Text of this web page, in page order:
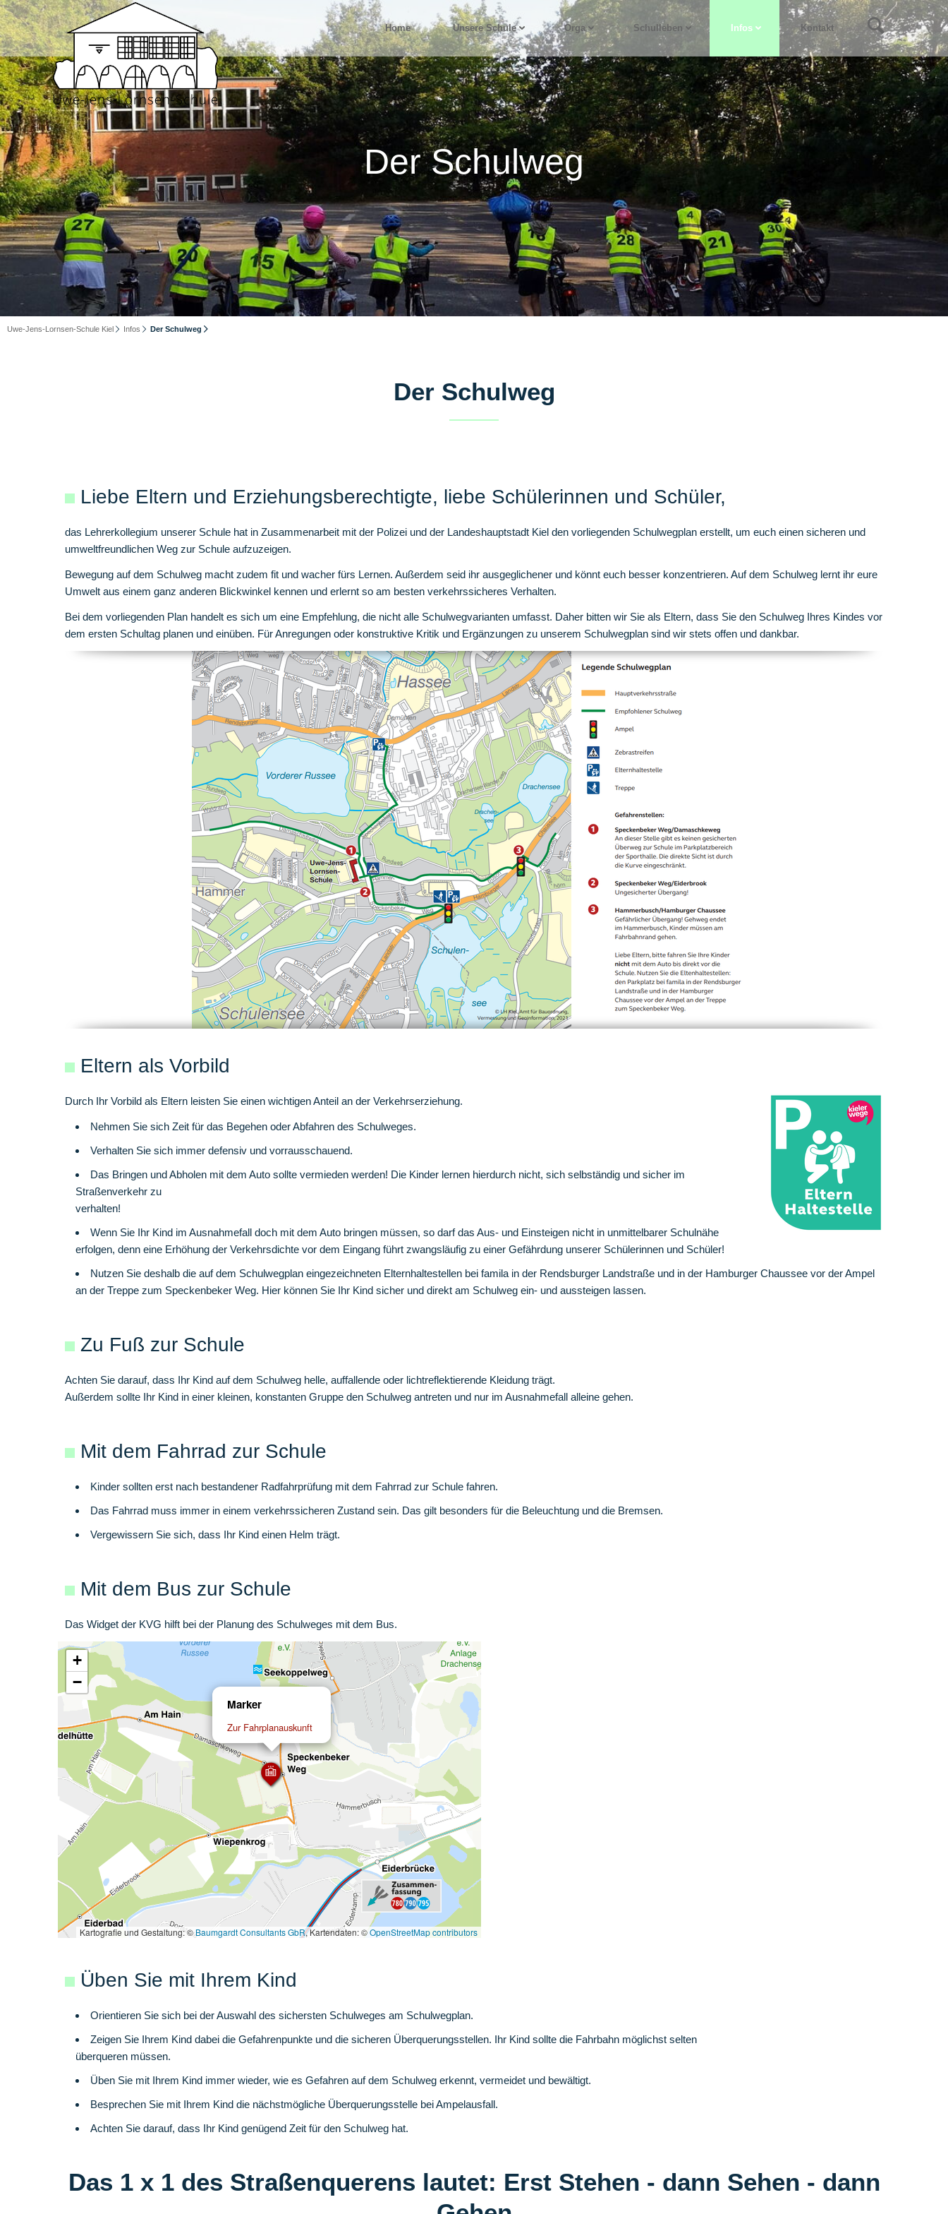
Home Unsere Schule Orga Schulleben Infos Kontakt
Der Schulweg
Uwe-Jens-Lornsen-Schule Kiel Infos Der Schulweg
Der Schulweg
Liebe Eltern und Erziehungsberechtigte, liebe Schülerinnen und Schüler,
das Lehrerkollegium unserer Schule hat in Zusammenarbeit mit der Polizei und der Landeshauptstadt Kiel den vorliegenden Schulwegplan erstellt, um euch einen sicheren und
umweltfreundlichen Weg zur Schule aufzuzeigen.
Bewegung auf dem Schulweg macht zudem fit und wacher fürs Lernen. Außerdem seid ihr ausgeglichener und könnt euch besser konzentrieren. Auf dem Schulweg lernt ihr eure
Umwelt aus einem ganz anderen Blickwinkel kennen und erlernt so am besten verkehrssicheres Verhalten.
Bei dem vorliegenden Plan handelt es sich um eine Empfehlung, die nicht alle Schulwegvarianten umfasst. Daher bitten wir Sie als Eltern, dass Sie den Schulweg Ihres Kindes vor
dem ersten Schultag planen und einüben. Für Anregungen oder konstruktive Kritik und Ergänzungen zu unserem Schulwegplan sind wir stets offen und dankbar.
Eltern als Vorbild
Durch Ihr Vorbild als Eltern leisten Sie einen wichtigen Anteil an der Verkehrserziehung.
Nehmen Sie sich Zeit für das Begehen oder Abfahren des Schulweges.
Verhalten Sie sich immer defensiv und vorrausschauend.
Das Bringen und Abholen mit dem Auto sollte vermieden werden! Die Kinder lernen hierdurch nicht, sich selbständig und sicher im
Straßenverkehr zu
verhalten!
Wenn Sie Ihr Kind im Ausnahmefall doch mit dem Auto bringen müssen, so darf das Aus- und Einsteigen nicht in unmittelbarer Schulnähe
erfolgen, denn eine Erhöhung der Verkehrsdichte vor dem Eingang führt zwangsläufig zu einer Gefährdung unserer Schülerinnen und Schüler!
Nutzen Sie deshalb die auf dem Schulwegplan eingezeichneten Elternhaltestellen bei famila in der Rendsburger Landstraße und in der Hamburger Chaussee vor der Ampel
an der Treppe zum Speckenbeker Weg. Hier können Sie Ihr Kind sicher und direkt am Schulweg ein- und aussteigen lassen.
Zu Fuß zur Schule
Achten Sie darauf, dass Ihr Kind auf dem Schulweg helle, auffallende oder lichtreflektierende Kleidung trägt.
Außerdem sollte Ihr Kind in einer kleinen, konstanten Gruppe den Schulweg antreten und nur im Ausnahmefall alleine gehen.
Mit dem Fahrrad zur Schule
Kinder sollten erst nach bestandener Radfahrprüfung mit dem Fahrrad zur Schule fahren.
Das Fahrrad muss immer in einem verkehrssicheren Zustand sein. Das gilt besonders für die Beleuchtung und die Bremsen.
Vergewissern Sie sich, dass Ihr Kind einen Helm trägt.
Mit dem Bus zur Schule
Das Widget der KVG hilft bei der Planung des Schulweges mit dem Bus.
Üben Sie mit Ihrem Kind
Orientieren Sie sich bei der Auswahl des sichersten Schulweges am Schulwegplan.
Zeigen Sie Ihrem Kind dabei die Gefahrenpunkte und die sicheren Überquerungsstellen. Ihr Kind sollte die Fahrbahn möglichst selten
überqueren müssen.
Üben Sie mit Ihrem Kind immer wieder, wie es Gefahren auf dem Schulweg erkennt, vermeidet und bewältigt.
Besprechen Sie mit Ihrem Kind die nächstmögliche Überquerungsstelle bei Ampelausfall.
Achten Sie darauf, dass Ihr Kind genügend Zeit für den Schulweg hat.
Das 1 x 1 des Straßenquerens lautet: Erst Stehen - dann Sehen - dann